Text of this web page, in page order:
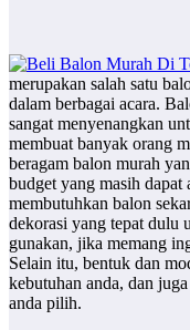
merupakan salah satu
dalam berbagai acara.
sangat menyenangkan
membuat banyak orang
beragam balon murah
budget yang masih
membutuhkan balon
dekorasi yang tepat dulu
gunakan, jika memang
Selain itu, bentuk dan
kebutuhan anda, dan
anda pilih.